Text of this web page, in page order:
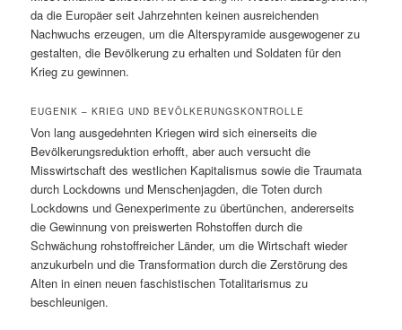
da die Europäer seit Jahrzehnten keinen ausreichenden
Nachwuchs erzeugen, um die Alterspyramide ausgewogener zu
gestalten, die Bevölkerung zu erhalten und Soldaten für den
Krieg zu gewinnen.
EUGENIK – KRIEG UND BEVÖLKERUNGSKONTROLLE
Von lang ausgedehnten Kriegen wird sich einerseits die
Bevölkerungsreduktion erhofft, aber auch versucht die
Misswirtschaft des westlichen Kapitalismus sowie die Traumata
durch Lockdowns und Menschenjagden, die Toten durch
Lockdowns und Genexperimente zu übertünchen, andererseits
die Gewinnung von preiswerten Rohstoffen durch die
Schwächung rohstoffreicher Länder, um die Wirtschaft wieder
anzukurbeln und die Transformation durch die Zerstörung des
Alten in einen neuen faschistischen Totalitarismus zu
beschleunigen.